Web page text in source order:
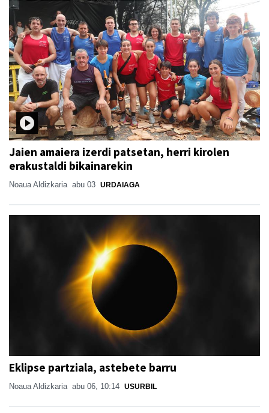
Jaien amaiera izerdi patsetan, herri kirolen
erakustaldi bikainarekin
Noaua Aldizkaria abu 03 URDAIAGA
Eklipse partziala, astebete barru
Noaua Aldizkaria abu 06, 10:14 USURBIL